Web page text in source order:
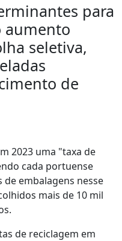
para
aumento
seletiva,
de
2023 uma "taxa de
cada portuense
embalagens nesse
mais de 10 mil
de reciclagem em